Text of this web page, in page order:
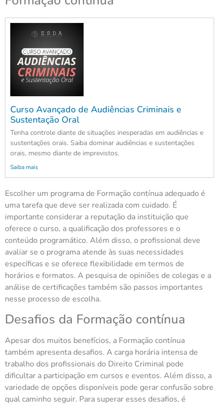
Curso Avançado de Audiências Criminais e
Sustentação Oral
Tenha controle diante de situações inesperadas em audiências e
sustentações orais. Saiba dominar audiências e sustentações
orais, mesmo diante de imprevistos.
Saiba mais
Escolher um programa de Formação contínua adequado é
uma tarefa que deve ser realizada com cuidado. É
importante considerar a reputação da instituição que
oferece o curso, a qualificação dos professores e o
conteúdo programático. Além disso, o profissional deve
avaliar se o programa atende às suas necessidades
específicas e se oferece flexibilidade em termos de
horários e formatos. A pesquisa de opiniões de colegas e a
análise de certificações também são passos importantes
nesse processo de escolha.
Desafios da Formação contínua
Apesar dos muitos benefícios, a Formação contínua
também apresenta desafios. A carga horária intensa de
trabalho dos profissionais do Direito Criminal pode
dificultar a participação em cursos e eventos. Além disso, a
variedade de opções disponíveis pode gerar confusão sobre
qual caminho seguir. Para superar esses desafios, é